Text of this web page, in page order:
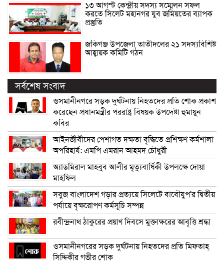
১৩ আগস্ট কেন্দ্রীয় সদস্য সম্মেলন সফল
করতে সিলেট মহানগর যুব জমিয়তের ব্যাপক
প্রস্তুতি
জকিগঞ্জ উপজেলা তাতীদলের ২১ সদস্যবিশিষ্ট
আহ্বায়ক কমিটি গঠন
সর্বশেষ সংবাদ
ওসমানীনগরে সড়ক দুর্ঘটনায় নিহতদের প্রতি শোক প্রকাশ
করেছেন প্রধানমন্ত্রীর পররাষ্ট্র বিষয়ক উপদেষ্টা হুমায়ুন
কবির
আইনজীবীদের পেশাগত দক্ষতা বৃদ্ধিতে প্রশিক্ষণ কর্মশালা
অপরিহার্য: এমপি এমরান আহমদ চৌধুরী
অ্যাডমিরাল মাহবুব আলীর মৃত্যুবার্ষিকী উপলক্ষে দোয়া
মাহফিল
সবুজ বাংলাদেশ গড়ার প্রত্যয়ে সিলেটে বাবৌযুপ’র দ্বিতীয়
পর্যায়ে বৃক্ষরোপণ কর্মসূচি সম্পন্ন
রবীন্দ্রনাথ ঠাকুরের প্রয়াণ দিবসে মুক্তাক্ষরের আবৃত্তি শ্রদ্ধা
ওসমানীনগরের সড়ক দুর্ঘটনায় নিহতদের প্রতি মিফতাহ্
সিদ্দিকীর গভীর শোক